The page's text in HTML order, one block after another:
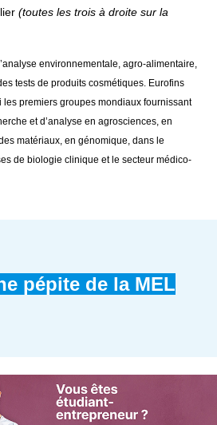
(toutes les trois à droite sur la
environnementale, agro-alimentaire,
tests de produits cosmétiques. Eurofins
les premiers groupes mondiaux fournissant
et d’analyse en agrosciences, en
matériaux, en génomique, dans le
de biologie clinique et le secteur médico-
pépite de la MEL